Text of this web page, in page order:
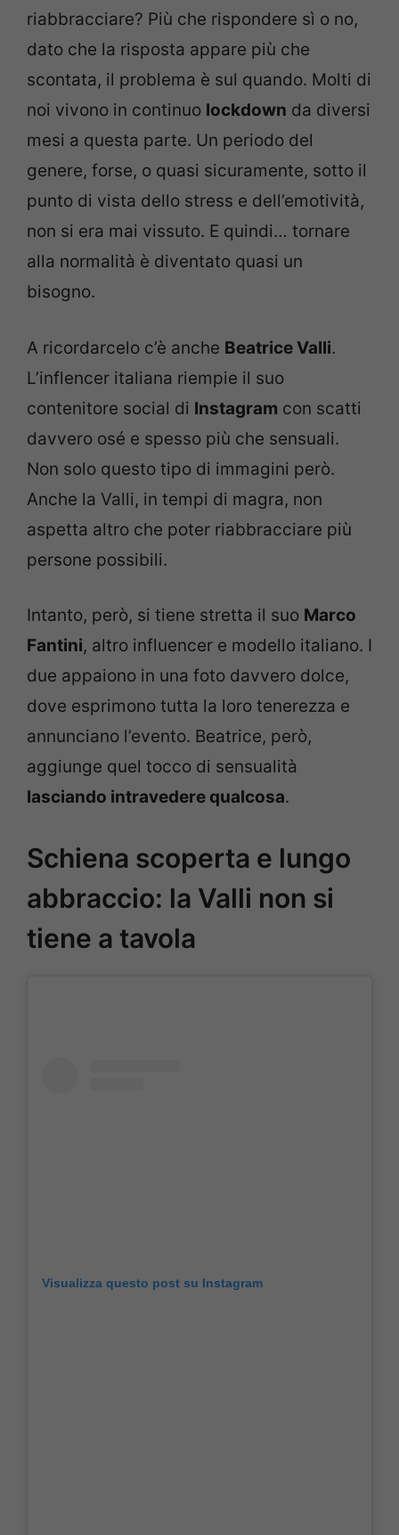
riabbracciare? Più che rispondere sì o no,
dato che la risposta appare più che
scontata, il problema è sul quando. Molti di
noi vivono in continuo lockdown da diversi
mesi a questa parte. Un periodo del
genere, forse, o quasi sicuramente, sotto il
punto di vista dello stress e dell’emotività,
non si era mai vissuto. E quindi… tornare
alla normalità è diventato quasi un
bisogno.
A ricordarcelo c’è anche Beatrice Valli.
L’inflencer italiana riempie il suo
contenitore social di Instagram con scatti
davvero osé e spesso più che sensuali.
Non solo questo tipo di immagini però.
Anche la Valli, in tempi di magra, non
aspetta altro che poter riabbracciare più
persone possibili.
Intanto, però, si tiene stretta il suo Marco
Fantini, altro influencer e modello italiano. I
due appaiono in una foto davvero dolce,
dove esprimono tutta la loro tenerezza e
annunciano l’evento. Beatrice, però,
aggiunge quel tocco di sensualità
lasciando intravedere qualcosa.
Schiena scoperta e lungo
abbraccio: la Valli non si
tiene a tavola
Visualizza questo post su Instagram